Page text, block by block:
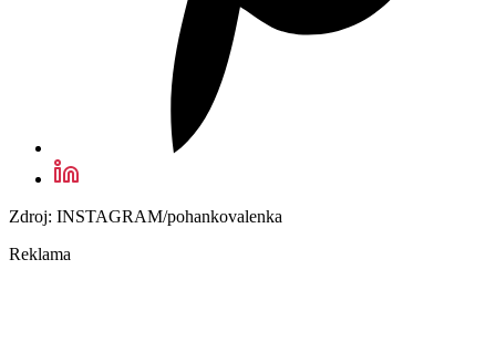
Zdroj: INSTAGRAM/pohankovalenka
Reklama